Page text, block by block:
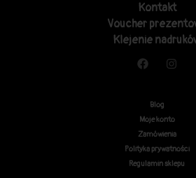
Kontakt
Voucher
Klejenie
Blog
Moje konto
Zamówienia
Polityka prywatności
Regulamin sklepu